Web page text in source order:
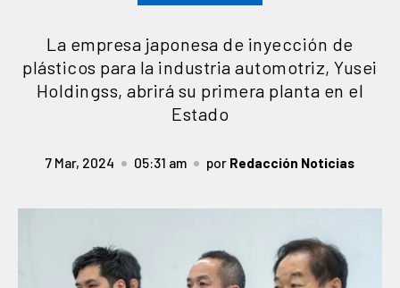
La empresa japonesa de inyección de
plásticos para la industria automotriz, Yusei
Holdingss, abrirá su primera planta en el
Estado
7 Mar, 2024 05:31 am por Redacción Noticias